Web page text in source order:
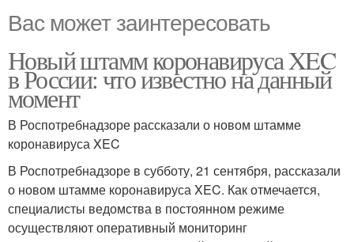
Вас может заинтересовать
Новый штамм коронавируса XEC
в России: что известно на данный
момент
В Роспотребнадзоре рассказали о новом штамме
коронавируса XEC
В Роспотребнадзоре в субботу, 21 сентября, рассказали
о новом штамме коронавируса XEC. Как отмечается,
специалисты ведомства в постоянном режиме
осуществляют оперативный мониторинг